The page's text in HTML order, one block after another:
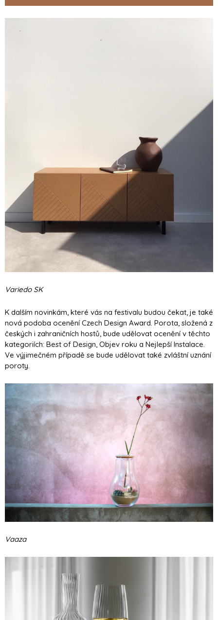
Variedo SK
K dalším novinkám, které vás na festivalu budou čekat, je také
nová podoba ocenění Czech Design Award. Porota, složená z
českých i zahraničních hostů, bude udělovat ocenění v těchto
kategoriích: Best of Design, Objev roku a Nejlepší Instalace.
Ve výjimečném případě se bude udělovat také zvláštní uznání
poroty.
Vaaza